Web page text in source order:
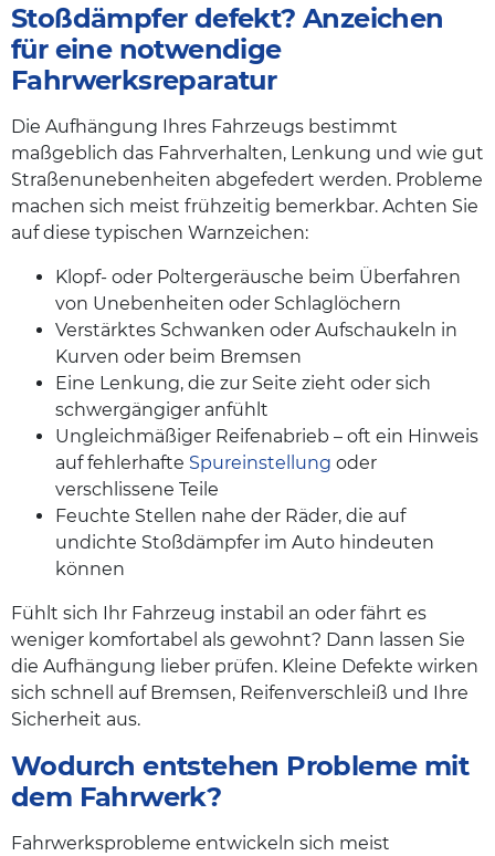
Stoßdämpfer defekt? Anzeichen
für eine notwendige
Fahrwerksreparatur
Die Aufhängung Ihres Fahrzeugs bestimmt
maßgeblich das Fahrverhalten, Lenkung und wie gut
Straßenunebenheiten abgefedert werden. Probleme
machen sich meist frühzeitig bemerkbar. Achten Sie
auf diese typischen Warnzeichen:
Klopf- oder Poltergeräusche beim Überfahren
von Unebenheiten oder Schlaglöchern
Verstärktes Schwanken oder Aufschaukeln in
Kurven oder beim Bremsen
Eine Lenkung, die zur Seite zieht oder sich
schwergängiger anfühlt
Ungleichmäßiger Reifenabrieb – oft ein Hinweis
auf fehlerhafte Spureinstellung oder
verschlissene Teile
Feuchte Stellen nahe der Räder, die auf
undichte Stoßdämpfer im Auto hindeuten
können
Fühlt sich Ihr Fahrzeug instabil an oder fährt es
weniger komfortabel als gewohnt? Dann lassen Sie
die Aufhängung lieber prüfen. Kleine Defekte wirken
sich schnell auf Bremsen, Reifenverschleiß und Ihre
Sicherheit aus.
Wodurch entstehen Probleme mit
dem Fahrwerk?
Fahrwerksprobleme entwickeln sich meist